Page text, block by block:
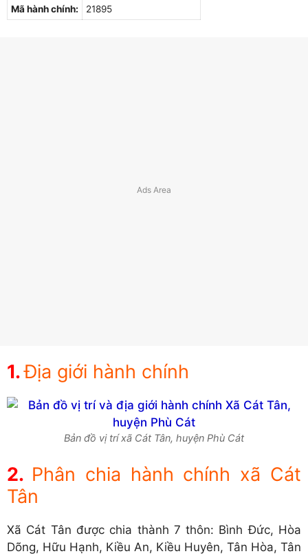
Mã hành chính:
21895
Địa giới hành chính
Bản đồ vị trí xã Cát Tân, huyện Phù Cát
Phân chia hành chính xã Cát
Tân
Xã Cát Tân được chia thành 7 thôn: Bình Đức, Hòa
Dõng, Hữu Hạnh, Kiều An, Kiều Huyên, Tân Hòa, Tân